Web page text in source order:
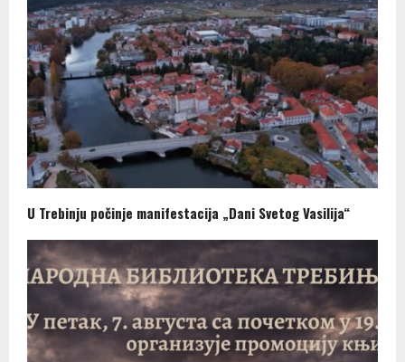
U Trebinju počinje manifestacija „Dani Svetog Vasilija“